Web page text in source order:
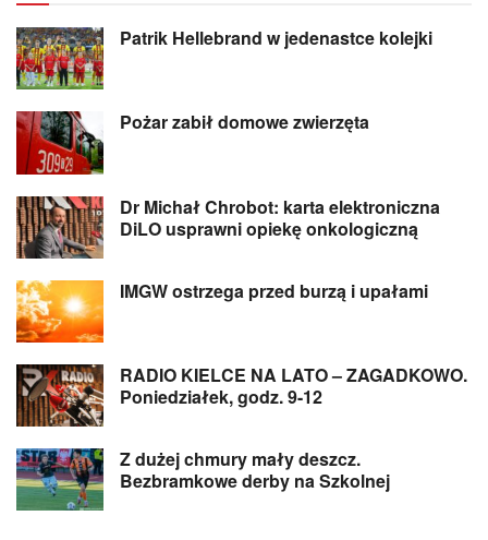
Patrik Hellebrand w jedenastce kolejki
Pożar zabił domowe zwierzęta
Dr Michał Chrobot: karta elektroniczna
DiLO usprawni opiekę onkologiczną
IMGW ostrzega przed burzą i upałami
RADIO KIELCE NA LATO – ZAGADKOWO.
Poniedziałek, godz. 9-12
Z dużej chmury mały deszcz.
Bezbramkowe derby na Szkolnej